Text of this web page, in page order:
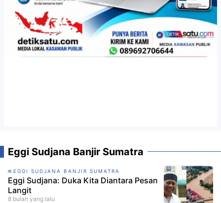
Eggi Sudjana Banjir Sumatra
EGGI SUDJANA BANJIR SUMATRA
Eggi Sudjana: Duka Kita Diantara Pesan
Langit
8 bulan yang lalu